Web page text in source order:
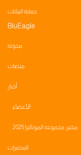
حماية البيانات
BluEagle
مدونه
منصات
أخبار
الأعضاء
مختبر مجموعه الموناليزا 2025
المختبرات